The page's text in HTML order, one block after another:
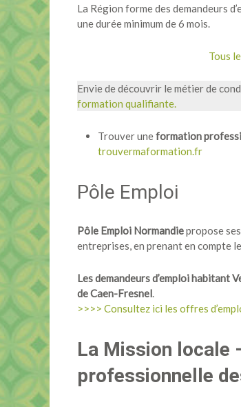
La Région forme des demandeurs
une durée minimum de 6 mois.
Tous
Envie de découvrir le métier de
formation qualifiante.
Trouver uneformation
trouvermaformation.fr
Pôle Emploi
Pôle Emploi Normandiepropose
entreprises, en prenant en compte
Les demandeurs d’emploi habitant
de Caen-Fresnel.
>>>> Consultez ici les offres
La Mission locale
professionnelle